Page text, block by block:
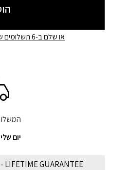
או שלם ב-6 תשלומים שווים של 60.00 ₪ כל חודש
יום שלישי, 11
LIFETIME GUARANTEE - פריט זה מכוסה באחריות לכל החיים